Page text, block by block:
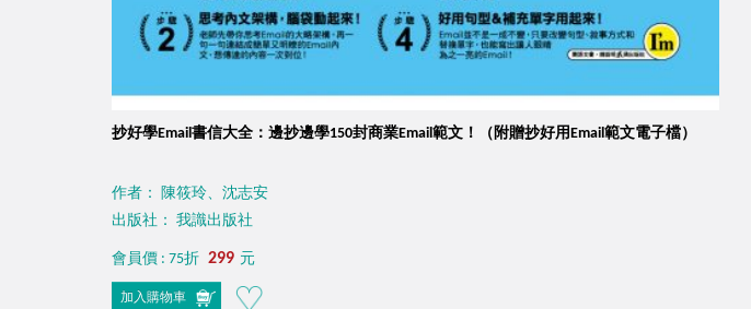
抄好學Email書信大全：邊抄邊學150封商業Email範文！（附贈抄好用Email範文電子檔）
作者： 陳筱玲、沈志安
出版社： 我識出版社
會員價 : 75折 299 元
加入購物車